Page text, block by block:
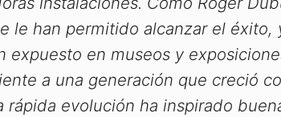
le han permitido alcanzar el éxito,
expuesto en museos y
a una generación que creció
rápida evolución ha inspirado